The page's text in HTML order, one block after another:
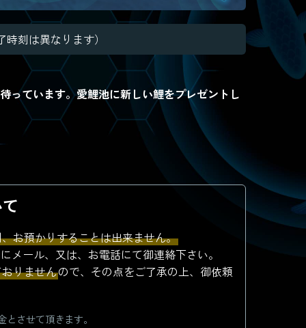
時刻は異なります）
っています。愛鯉池に新しい鯉をプレゼントし
お預かりすることは出来ません。
ール、又は、お電話にて御連絡下さい。
りませんので、その点をご了承の上、御依頼
させて頂きます。